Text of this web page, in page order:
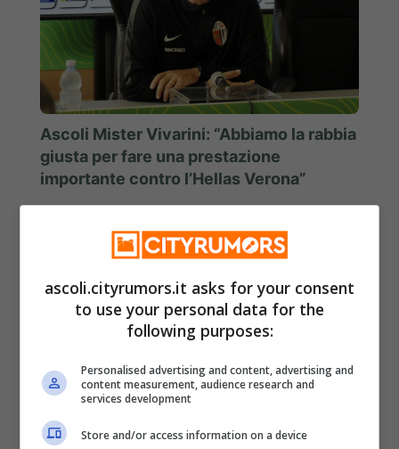
Ascoli Mister Vivarini: “Abbiamo la rabbia
giusta per fare una prestazione
importante contro l’Hellas Verona”
ascoli.cityrumors.it asks for your consent
to use your personal data for the
following purposes:
Personalised advertising and content, advertising and
content measurement, audience research and
services development
Store and/or access information on a device